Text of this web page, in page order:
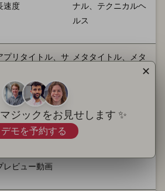
速度
ナル、テクニカルヘ
ルス
プリタイトル、サ
文、キーワードフィ
ールド（iOS）
メタタイトル、メタ
プリアイコン、ス
レビュー動画
画像、動画、インフ
ジックをお見せします ✨
デモを予約する
✕